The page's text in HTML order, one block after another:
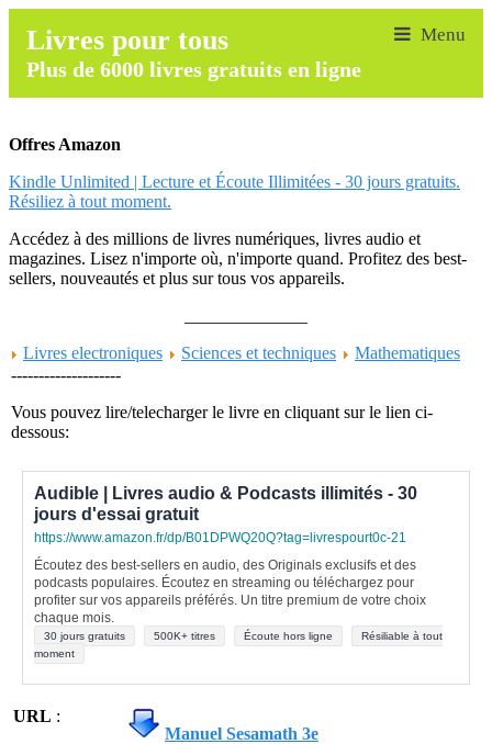
Livres pour tous
Plus de 6000 livres gratuits en ligne
Offres Amazon
Kindle Unlimited | Lecture et Écoute Illimitées - 30 jours gratuits.
Résiliez à tout moment.
Accédez à des millions de livres numériques, livres audio et
magazines. Lisez n'importe où, n'importe quand. Profitez des best-
sellers, nouveautés et plus sur tous vos appareils.
Livres electroniques
Sciences et techniques
Mathematiques
--------------------
Vous pouvez lire/telecharger le livre en cliquant sur le lien ci-
dessous:
Audible | Livres audio & Podcasts illimités - 30
jours d'essai gratuit
https://www.amazon.fr/dp/B01DPWQ20Q?tag=livrespourt0c-21
Écoutez des best-sellers en audio, des Originals exclusifs et des
podcasts populaires. Écoutez en streaming ou téléchargez pour
profiter sur vos appareils préférés. Un titre premium de votre choix
chaque mois.
30 jours gratuits 500K+ titres Écoute hors ligne
Résiliable à tout
moment
URL :
Manuel Sesamath 3e